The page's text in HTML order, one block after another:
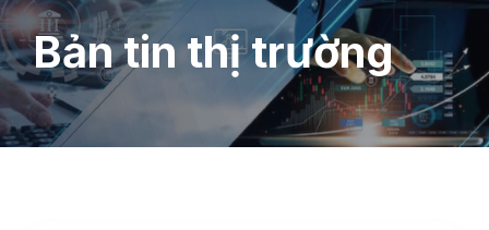
Bản tin thị trường